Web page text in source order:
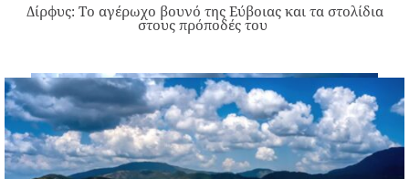
Δίρφυς: Το αγέρωχο βουνό της Εύβοιας και τα στολίδια
στους πρόποδές του